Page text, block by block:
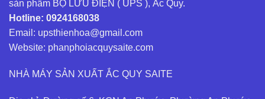
sản phẩm BỘ LƯU ĐIỆN ( UPS ), Ắc Quy.
Hotline: 0924168038
Email: upsthienhoa@gmail.com
Website: phanphoiacquysaite.com
NHÀ MÁY SẢN XUẤT ẮC QUY SAITE